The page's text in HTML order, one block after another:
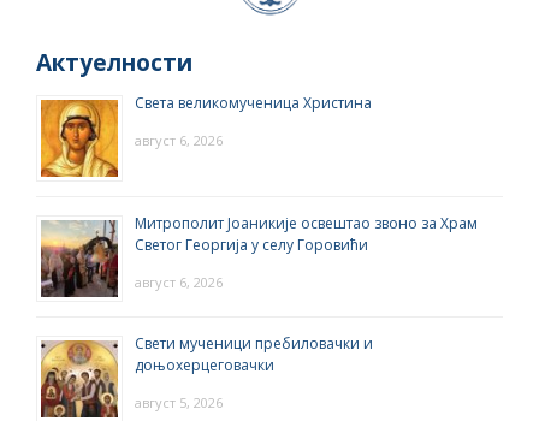
Актуелности
Света великомученица Христина
август 6, 2026
Митрополит Јоаникије освештао звоно за Храм
Светог Георгија у селу Горовићи
август 6, 2026
Свети мученици пребиловачки и
доњохерцеговачки
август 5, 2026